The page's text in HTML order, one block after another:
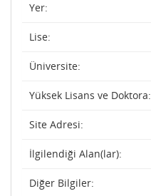
Yer:
Lise:
Üniversite:
Yüksek Lisans ve Doktora:
Site Adresi:
İlgilendiği Alan(lar):
Diğer Bilgiler: